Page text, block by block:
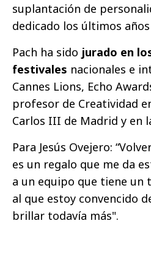
suplantación de
dedicado los últimos
Pach ha sido jurado en
festivales nacionales e
Cannes Lions, Echo
profesor de Creatividad
Carlos III de Madrid y en
Para Jesús Ovejero:
es un regalo que me da
a un equipo que tiene un
al que estoy convencido
brillar todavía más".